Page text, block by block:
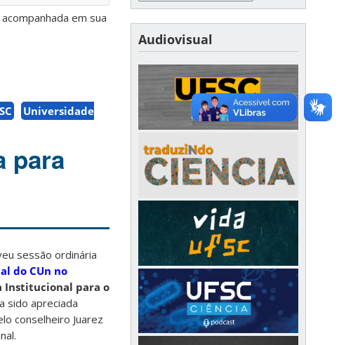
em sua
Universidade
para
sessão ordinária
do CUn no
Institucional para o
sido apreciada
conselheiro Juarez
Audiovisual